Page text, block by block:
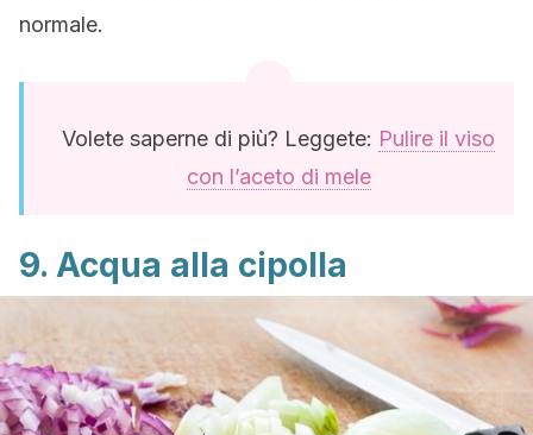
normale.
Volete saperne di più? Leggete: Pulire il viso
con l’aceto di mele
9. Acqua alla cipolla